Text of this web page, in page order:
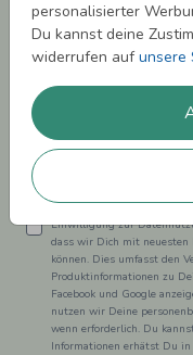
personalisierter
Du kannst deine
widerrufen aufunsere
Newsletter
sichern!
Laufenden.
Einwilligung zur
dass wir Dich mit neuesten
können. Dies umfasst den
Produktinformationen zu
Facebook und Google
nutzen wir Deine
wenn erforderlich. Du
Informationen erhätst Du